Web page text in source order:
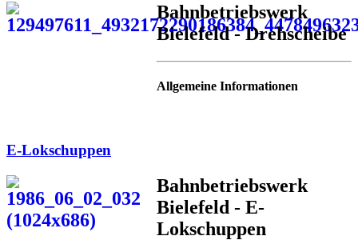
Bahnbetriebswerk
Bielefeld - Drehscheibe
Allgemeine Informationen
E-Lokschuppen
Bahnbetriebswerk
Bielefeld - E-
Lokschuppen